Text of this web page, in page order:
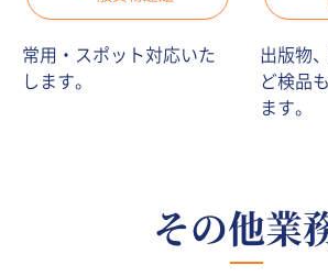
常用・スポット対応いた
します。
出版物
ど検品
ます。
その他業